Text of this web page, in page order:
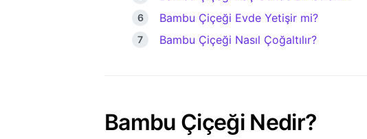
Bambu Çiçeği Evde Yetişir mi?
Bambu Çiçeği Nasıl Çoğaltılır?
Bambu Çiçeği Nedir?